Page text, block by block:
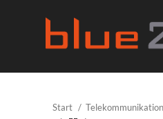
Start Telekommunikation